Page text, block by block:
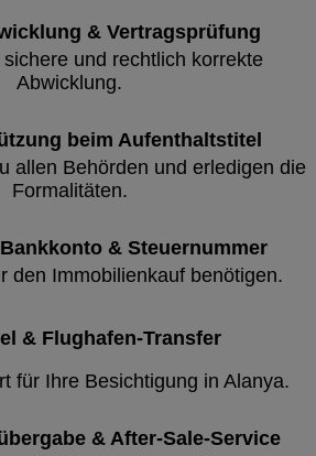
& Vertragsprüfung
und rechtlich korrekte
Abwicklung.
beim Aufenthaltstitel
allen Behörden und erledigen die
Formalitäten.
& Steuernummer
den Immobilienkauf benötigen.
& Flughafen‑Transfer
für Ihre Besichtigung in Alanya.
& After‑Sale‑Service